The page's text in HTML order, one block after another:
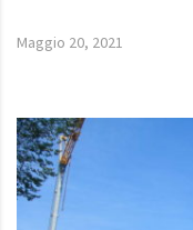
Maggio 20, 2021